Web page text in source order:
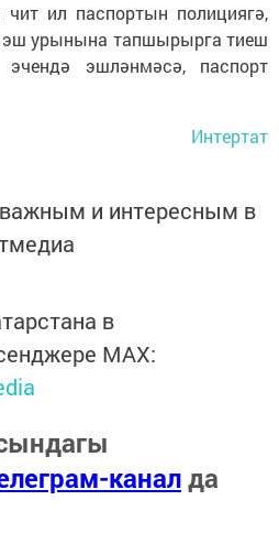
ил паспортын полициягә,
эш урынына тапшырырга тиеш
эшләнмәсә, паспорт
Интертат
и интересным в
в
MАХ:
каналда